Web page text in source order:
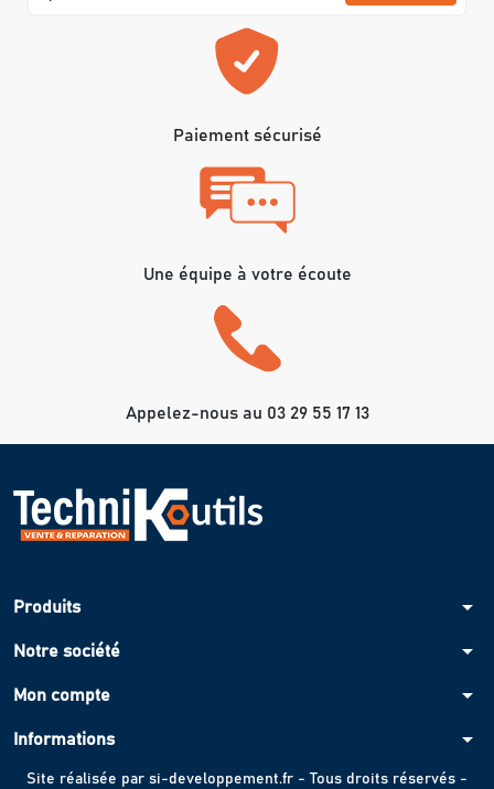
Paiement sécurisé
Une équipe à votre écoute
Appelez-nous au 03 29 55 17 13
Produits arrow_drop_down
Notre société arrow_drop_down
Mon compte arrow_drop_down
Informations arrow_drop_down
Site réalisée par si-developpement.fr - Tous droits réservés -